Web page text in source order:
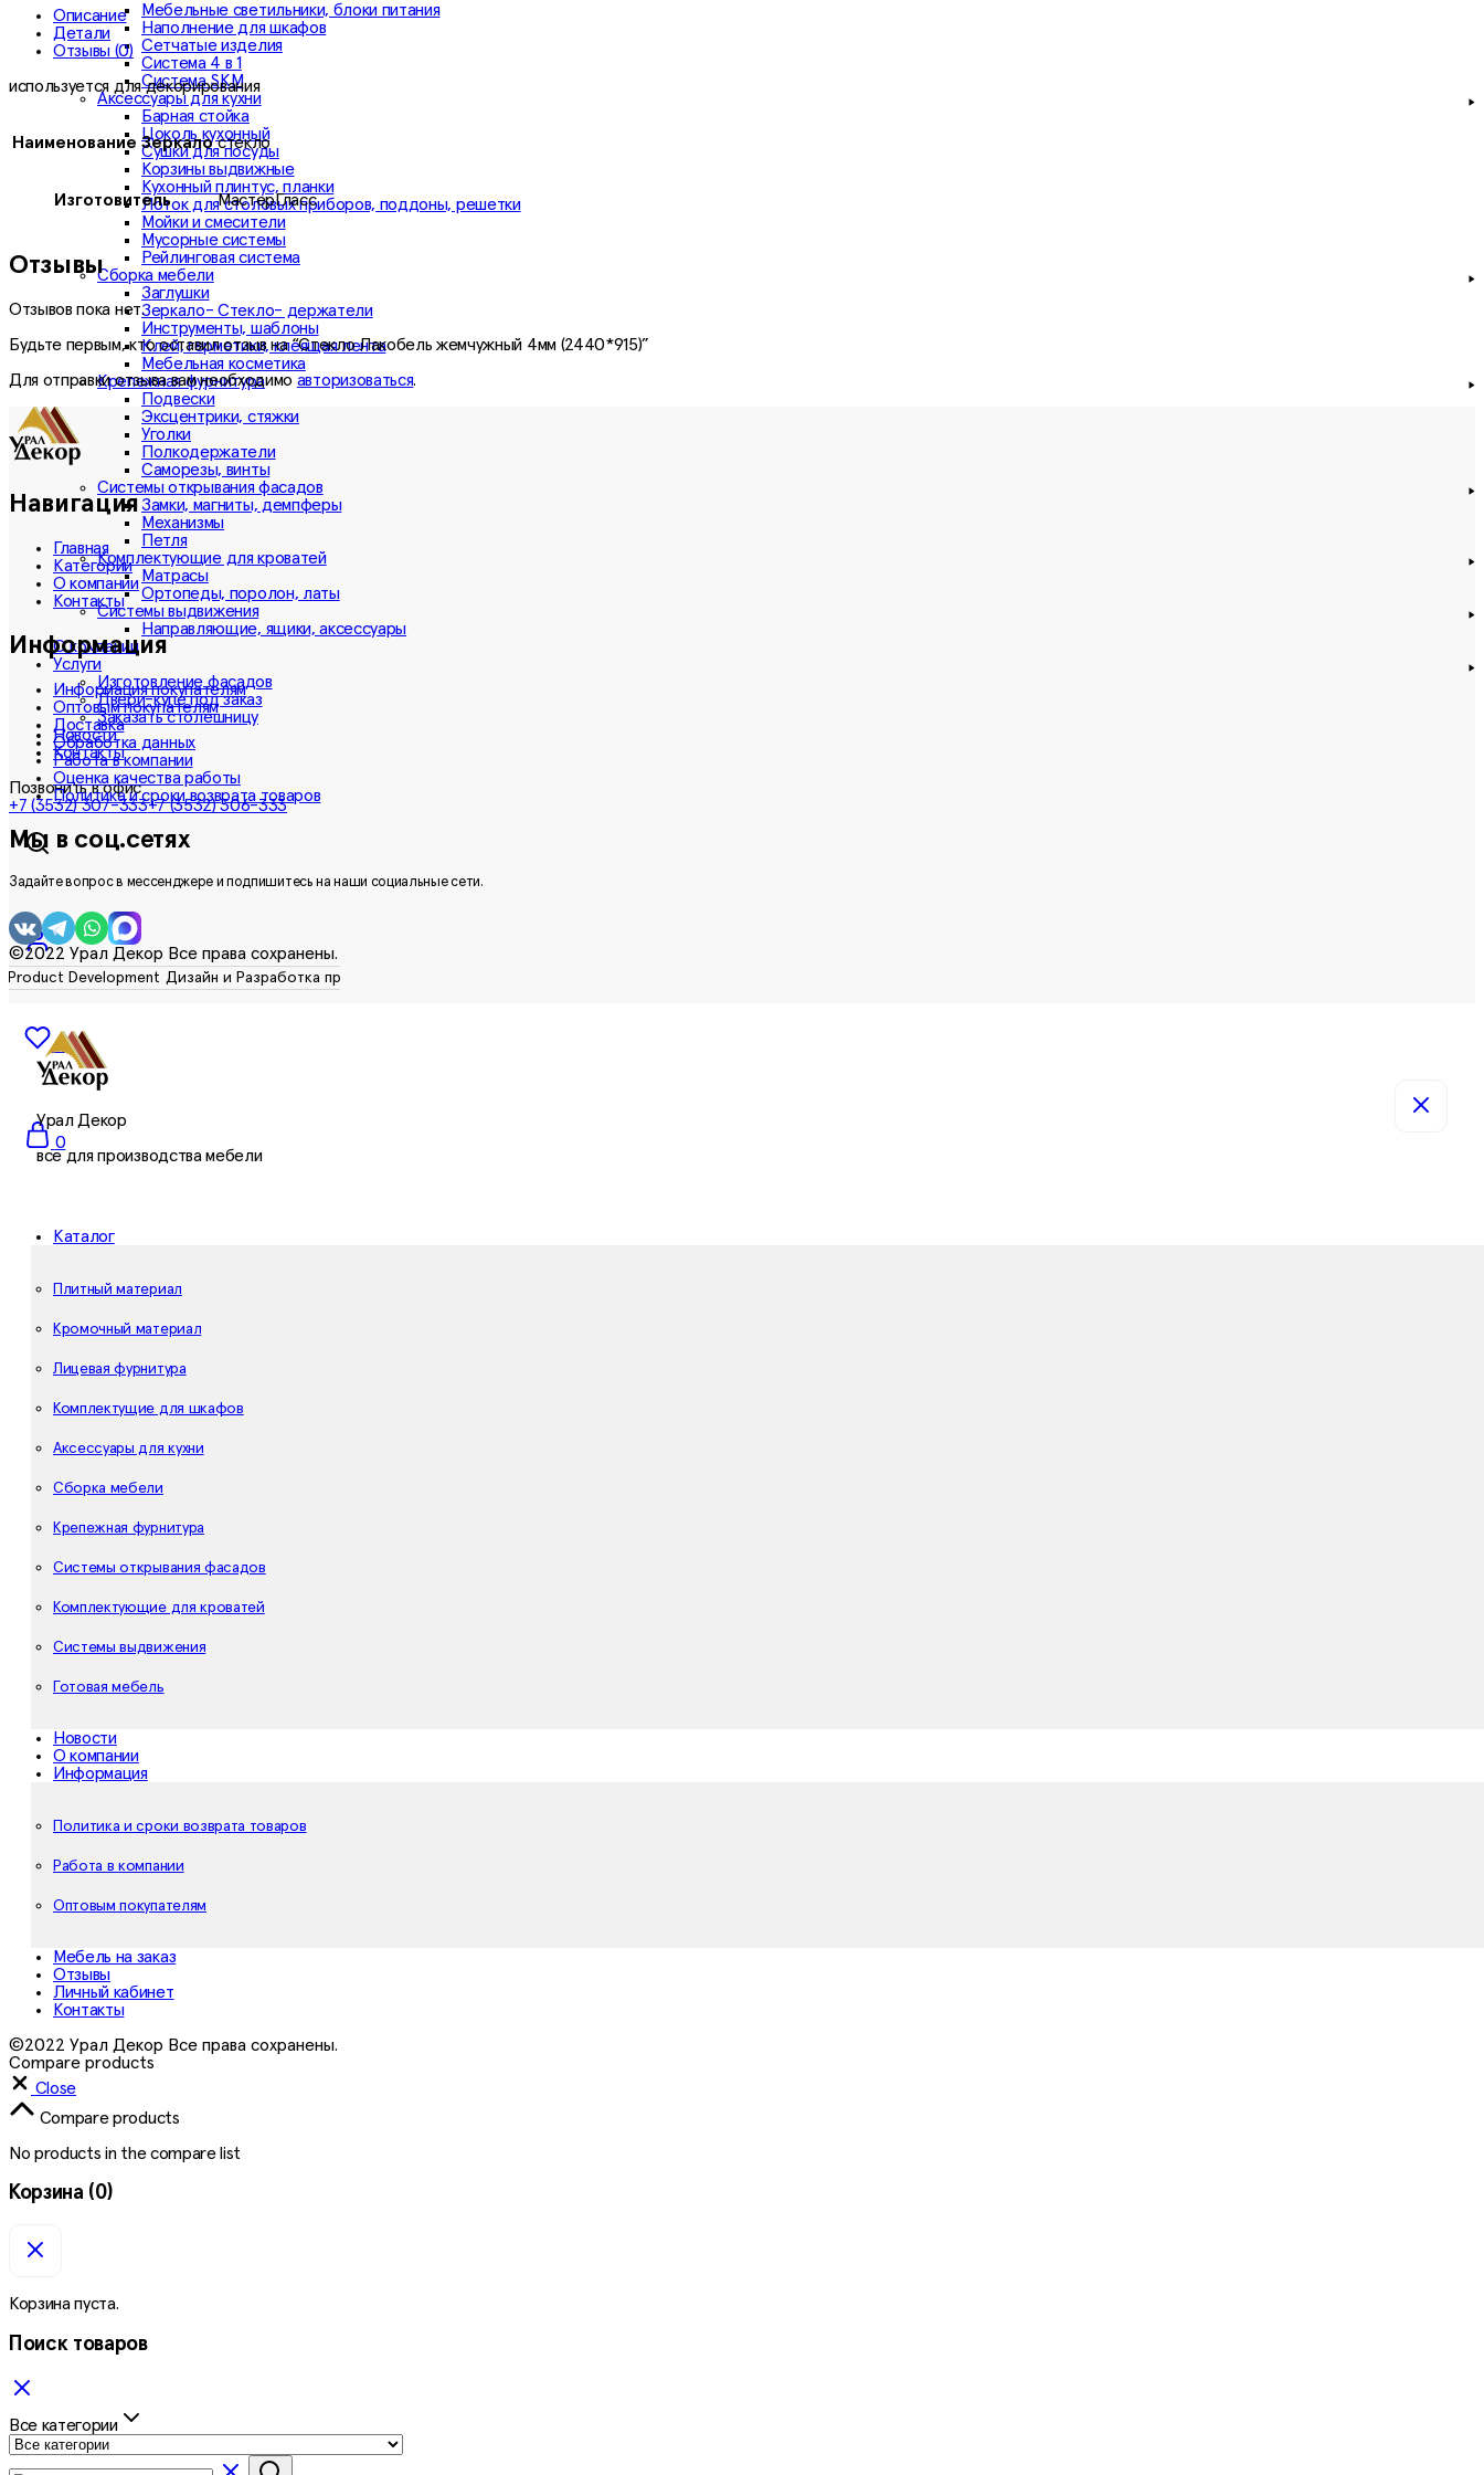
Мебельные светильники, блоки питания
Наполнение для шкафов
Сетчатые изделия
Система 4 в 1
Система SKM
Аксессуары для кухни
Барная стойка
Цоколь кухонный
Сушки для посуды
Корзины выдвижные
Кухонный плинтус, планки
Лоток для столовых приборов, поддоны, решетки
Мойки и смесители
Мусорные системы
Рейлинговая система
Сборка мебели
Заглушки
Зеркало- Стекло- держатели
Инструменты, шаблоны
Клей, герметики, клеящая лента
Мебельная косметика
Крепежная фурнитура
Подвески
Эксцентрики, стяжки
Уголки
Полкодержатели
Саморезы, винты
Системы открывания фасадов
Замки, магниты, демпферы
Механизмы
Петля
Комплектующие для кроватей
Матрасы
Ортопеды, поролон, латы
Системы выдвижения
Направляющие, ящики, аксессуары
О компании
Услуги
Изготовление фасадов
Двери-купе под заказ
Заказать столешницу
Новости
Контакты
Позвонить в офис
+7 (3532) 307-333+7 (3532) 306-333
0
0
Описание
Детали
Отзывы (0)
используется для декорирования
Наименование Зеркало стекло
Изготовитель МастерГласс
Отзывы
Отзывов пока нет.
Будьте первым, кто оставил отзыв на “Стекло Лакобель жемчужный 4мм (2440*915)”
Для отправки отзыва вам необходимо авторизоваться.
Навигация
Главная
Категории
О компании
Контакты
Информация
Информация покупателям
Оптовым покупателям
Доставка
Обработка данных
Работа в компании
Оценка качества работы
Политика и сроки возврата товаров
Мы в соц.сетях
Задайте вопрос в мессенджере и подпишитесь на наши социальные сети.
©2022 Урал Декор Все права сохранены.
Урал Декор
все для производства мебели
Каталог
Плитный материал
Кромочный материал
Лицевая фурнитура
Комплектущие для шкафов
Аксессуары для кухни
Сборка мебели
Крепежная фурнитура
Системы открывания фасадов
Комплектующие для кроватей
Системы выдвижения
Готовая мебель
Новости
О компании
Информация
Политика и сроки возврата товаров
Работа в компании
Оптовым покупателям
Мебель на заказ
Отзывы
Личный кабинет
Контакты
©2022 Урал Декор Все права сохранены.
Compare products
Close
Compare products
No products in the compare list
Корзина (0)
Корзина пуста.
Поиск товаров
Все категории